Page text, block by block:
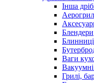
Інша
Блендери
Блинниці
Ваги
Грилі,